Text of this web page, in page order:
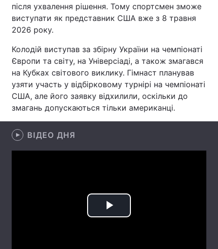
Зброя Інциденти
Здоров'я
Цікавинки Погода
Екологія Регіони
Лонгріди
Відео з Youtube
Інтерв'ю Думки
після ухвалення рішення. Тому спортсмен зможе
виступати як представник США вже з 8 травня
2026 року.
Колодій виступав за збірну України на чемпіонаті
Європи та світу, на Універсіаді, а також змагався
на Кубках світового виклику. Гімнаст планував
узяти участь у відбірковому турнірі на чемпіонаті
США, але його заявку відхилили, оскільки до
змагань допускаються тільки американці.
ВІДЕО ДНЯ
Play